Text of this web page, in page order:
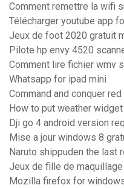
Comment remettre la wifi
Télécharger youtube app
Jeux de foot 2020 gratuit
Pilote hp envy 4520
Comment lire fichier wmv
Whatsapp for ipad mini
Command and conquer
How to put weather
Dji go 4 android version
Mise a jour windows 8
Naruto shippuden the last
Jeux de fille de
Mozilla firefox for